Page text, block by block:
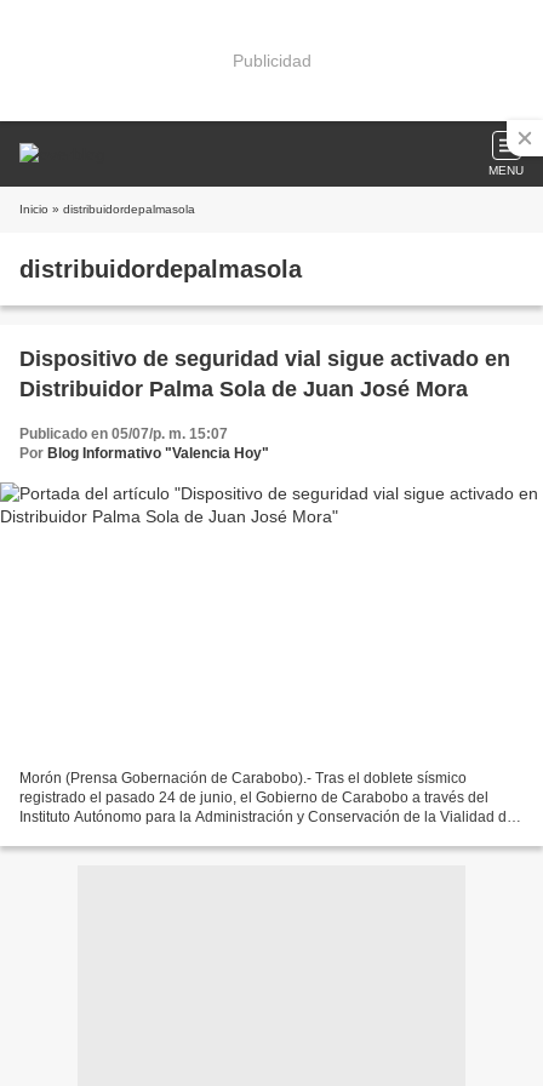
Publicidad
MENU
Inicio » distribuidordepalmasola
distribuidordepalmasola
Dispositivo de seguridad vial sigue activado en
Distribuidor Palma Sola de Juan José Mora
Publicado en 05/07/p. m. 15:07
Por Blog Informativo "Valencia Hoy"
Morón (Prensa Gobernación de Carabobo).- Tras el doblete sísmico
registrado el pasado 24 de junio, el Gobierno de Carabobo a través del
Instituto Autónomo para la Administración y Conservación de la Vialidad de